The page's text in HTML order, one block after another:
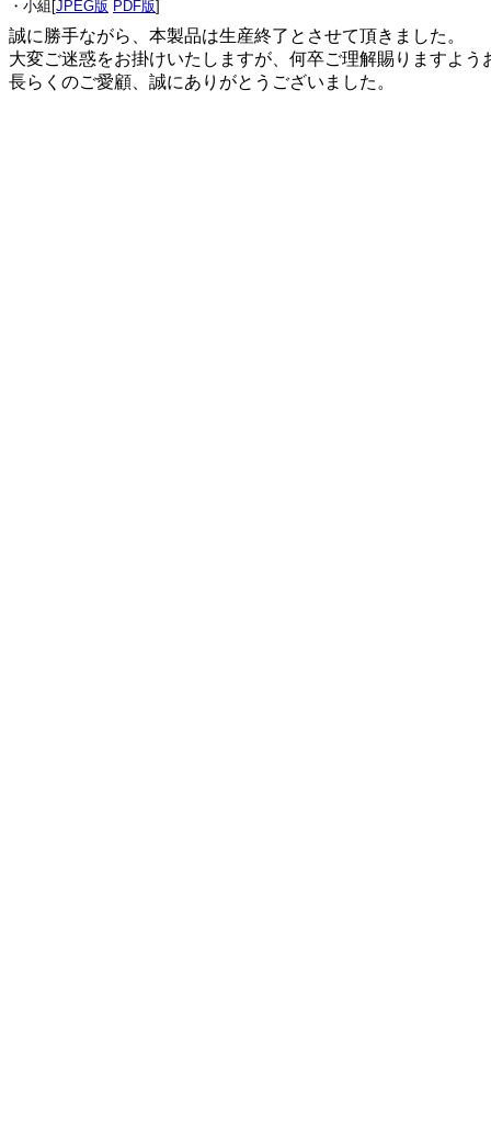
・小組[JPEG版 PDF版]
誠に勝手ながら、本製品は生産終了とさせて頂きました。
大変ご迷惑をお掛けいたしますが、何卒ご理解賜りますよう
長らくのご愛顧、誠にありがとうございました。